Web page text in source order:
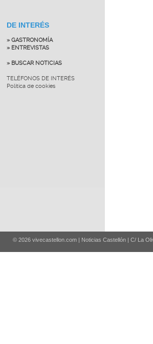
DE INTERÉS
» GASTRONOMÍA
» ENTREVISTAS
» BUSCAR NOTICIAS
TELÉFONOS DE INTERÉS
Política de cookies
© 2026 vivecastellon.com | Noticias Castellón | C/ La